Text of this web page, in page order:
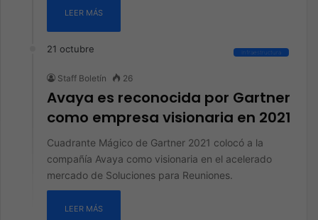
LEER MÁS
21 octubre Infraestructura
Staff Boletín 26
Avaya es reconocida por Gartner
como empresa visionaria en 2021
Cuadrante Mágico de Gartner 2021 colocó a la
compañía Avaya como visionaria en el acelerado
mercado de Soluciones para Reuniones.
LEER MÁS